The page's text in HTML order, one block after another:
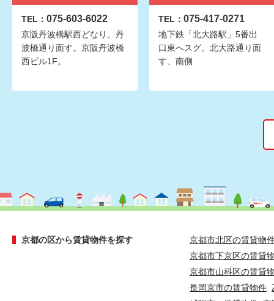
TEL： 075-603-6022
京阪丹波橋駅西どなり。丹
波橋通り面す。京阪丹波橋
西ビル1F。
TEL： 075-417-0271
地下鉄「北大路駅」5番出
口東へスグ。北大路通り面
す、南側
京都の区から賃貸物件を探す
京都市北区の賃貸物
京都市下京区の賃貸
京都市山科区の賃貸
長岡京市の賃貸物件